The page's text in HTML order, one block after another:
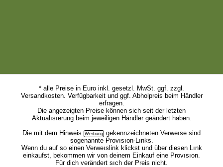
* alle Preise in Euro inkl. gesetzl. MwSt. ggf. zzgl.
Versandkosten. Verfügbarkeit und ggf. Abholpreis beim Händler
erfragen.
Die angezeigten Preise können sich seit der letzten
Aktualısıerung beim jeweiligen Händler geändert haben.
Die mit dem Hinweis
gekennzeichneten Verweıse sind
sogenannte Provısıon-Lınks.
Wenn du auf so einen Verweıslink klickst und über diesen Lınk
einkaufst, bekommen wir von deinem Einkauf eine Provısıon.
Für dich verändert sıch der Preis nicht.